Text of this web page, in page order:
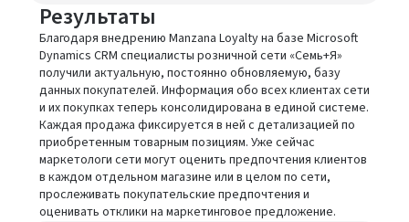
Результаты
Благодаря внедрению Manzana Loyalty на базе Microsoft
Dynamics CRM специалисты розничной сети «Семь+Я»
получили актуальную, постоянно обновляемую, базу
данных покупателей. Информация обо всех клиентах сети
и их покупках теперь консолидирована в единой системе.
Каждая продажа фиксируется в ней с детализацией по
приобретенным товарным позициям. Уже сейчас
маркетологи сети могут оценить предпочтения клиентов
в каждом отдельном магазине или в целом по сети,
прослеживать покупательские предпочтения и
оценивать отклики на маркетинговое предложение.